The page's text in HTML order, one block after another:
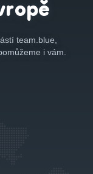
team.blue,
i vám.